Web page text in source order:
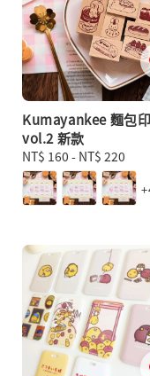
Kumayankee 麵包
vol.2 新款
Regular
price
NT$ 160 - NT$ 220